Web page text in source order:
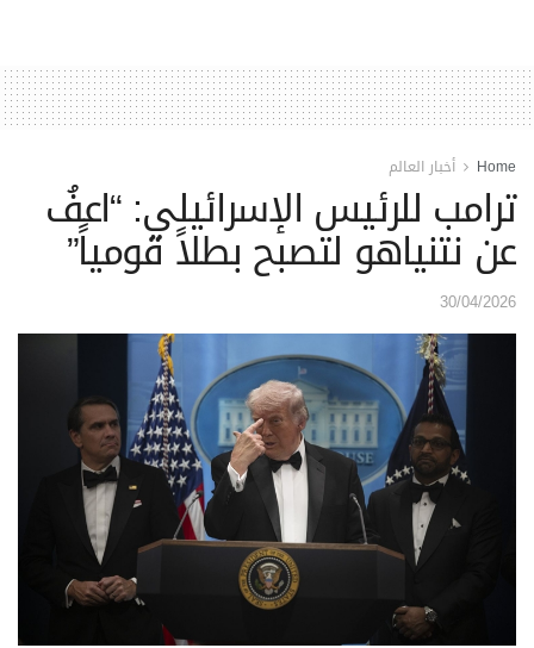
Home أخبار العالم
ترامب للرئيس الإسرائيلي: “اعفُ
عن نتنياهو لتصبح بطلاً قومياً”
30/04/2026